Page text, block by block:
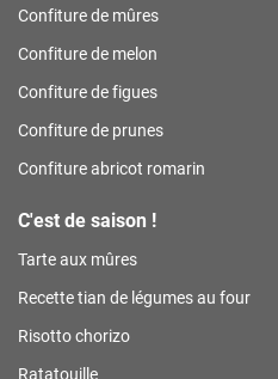
Confiture de mûres
Confiture de melon
Confiture de figues
Confiture de prunes
Confiture abricot romarin
C'est de saison !
Tarte aux mûres
Recette tian de légumes au four
Risotto chorizo
Ratatouille